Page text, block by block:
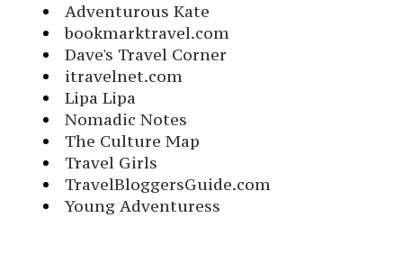
Adventurous Kate
bookmarktravel.com
Dave's Travel Corner
itravelnet.com
Lipa Lipa
Nomadic Notes
The Culture Map
Travel Girls
TravelBloggersGuide.com
Young Adventuress